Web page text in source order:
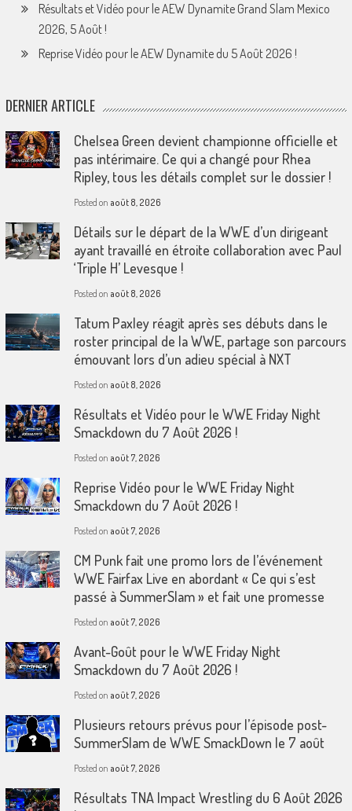
Résultats et Vidéo pour le AEW Dynamite Grand Slam Mexico
2026, 5 Août !
Reprise Vidéo pour le AEW Dynamite du 5 Août 2026 !
DERNIER ARTICLE
Chelsea Green devient championne officielle et
pas intérimaire. Ce qui a changé pour Rhea
Ripley, tous les détails complet sur le dossier !
Posted on août 8, 2026
Détails sur le départ de la WWE d’un dirigeant
ayant travaillé en étroite collaboration avec Paul
‘Triple H’ Levesque !
Posted on août 8, 2026
Tatum Paxley réagit après ses débuts dans le
roster principal de la WWE, partage son parcours
émouvant lors d’un adieu spécial à NXT
Posted on août 8, 2026
Résultats et Vidéo pour le WWE Friday Night
Smackdown du 7 Août 2026 !
Posted on août 7, 2026
Reprise Vidéo pour le WWE Friday Night
Smackdown du 7 Août 2026 !
Posted on août 7, 2026
CM Punk fait une promo lors de l’événement
WWE Fairfax Live en abordant « Ce qui s’est
passé à SummerSlam » et fait une promesse
Posted on août 7, 2026
Avant-Goût pour le WWE Friday Night
Smackdown du 7 Août 2026 !
Posted on août 7, 2026
Plusieurs retours prévus pour l’épisode post-
SummerSlam de WWE SmackDown le 7 août
Posted on août 7, 2026
Résultats TNA Impact Wrestling du 6 Août 2026